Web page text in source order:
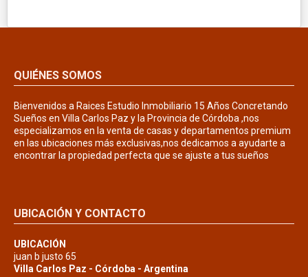
QUIÉNES SOMOS
Bienvenidos a Raices Estudio Inmobiliario 15 Años Concretando
Sueños en Villa Carlos Paz y la Provincia de Córdoba ,nos
especializamos en la venta de casas y departamentos premium
en las ubicaciones más exclusivas,nos dedicamos a ayudarte a
encontrar la propiedad perfecta que se ajuste a tus sueños
UBICACIÓN Y CONTACTO
UBICACIÓN
juan b justo 65
Villa Carlos Paz - Córdoba - Argentina